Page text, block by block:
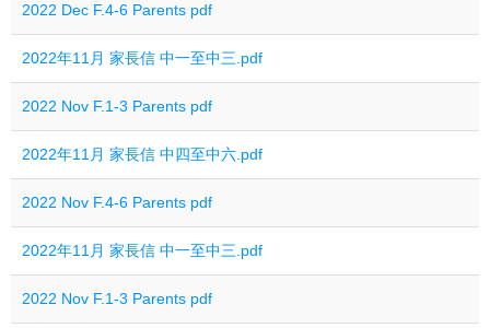
2022 Dec F.4-6 Parents pdf
2022年11月 家長信 中一至中三.pdf
2022 Nov F.1-3 Parents pdf
2022年11月 家長信 中四至中六.pdf
2022 Nov F.4-6 Parents pdf
2022年11月 家長信 中一至中三.pdf
2022 Nov F.1-3 Parents pdf